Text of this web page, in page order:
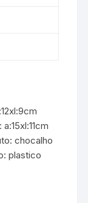
chocalho
plastico